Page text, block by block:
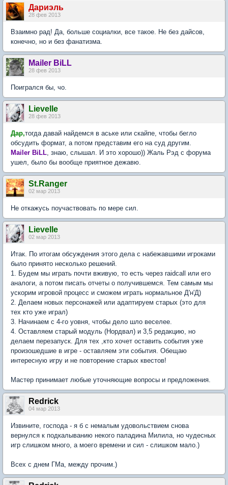
Дариэль
28 фев 2013
Взаимно рад! Да, больше социалки, все такое. Не без дайсов,
конечно, но и без фанатизма.
Mailer BiLL
28 фев 2013
Поигрался бы, чо.
Lievelle
28 фев 2013
Дар,тогда давай найдемся в аське или скайпе, чтобы бегло
обсудить формат, а потом представим его на суд другим.
Mailer BiLL, знаю, слышал. И это хорошо)) Жаль Рэд с форума
ушел, было бы вообще приятное дежавю.
St.Ranger
02 мар 2013
Не откажусь поучаствовать по мере сил.
Lievelle
02 мар 2013
Итак. По итогам обсуждения этого дела с набежавшими игроками
было принято несколько решений.
1. Будем мы играть почти вживую, то есть через raidcall или его
аналоги, а потом писать отчеты о получившемся. Тем самым мы
ускорим игровой процесс и сможем играть нормальное Д'н'Д)
2. Делаем новых персонажей или адаптируем старых (это для
тех кто уже играл)
3. Начинаем с 4-го уовня, чтобы дело шло веселее.
4. Оставляем старый модуль (Нордвал) и 3,5 редакцию, но
делаем перезапуск. Для тех ,кто хочет оставить события уже
произошедшие в игре - оставляем эти события. Обещаю
интересную игру и не повторение старых квестов!
Мастер принимает любые уточняющие вопросы и предложения.
Redrick
04 мар 2013
Извините, господа - я б с немалым удовольствием снова
вернулся к подкалыванию некого паладина Милила, но чудесных
игр слишком много, а моего времени и сил - слишком мало.)
Всех с днем ГМа, между прочим.)